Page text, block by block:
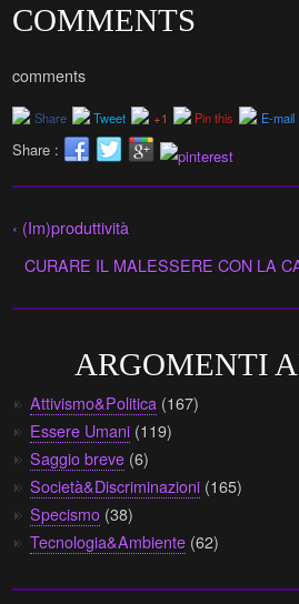
COMMENTS
comments
Share Tweet +1 Pin this E-mail
Share :
‹ (Im)produttività
CURARE IL MALESSERE CON LA
ARGOMENTI
Attivismo&Politica (167)
Essere Umani (119)
Saggio breve (6)
Società&Discriminazioni (165)
Specismo (38)
Tecnologia&Ambiente (62)